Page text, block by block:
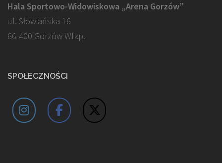
Hala Sportowo-Widowiskowa „Arena Gorzów”
ul. Słowiańska 16
66-400 Gorzów Wlkp.
SPOŁECZNOŚCI